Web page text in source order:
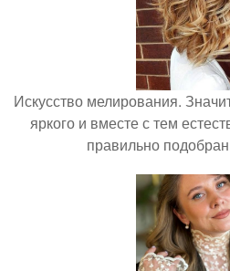
Искусство мелирования.
яркого и вместе с тем
правильно